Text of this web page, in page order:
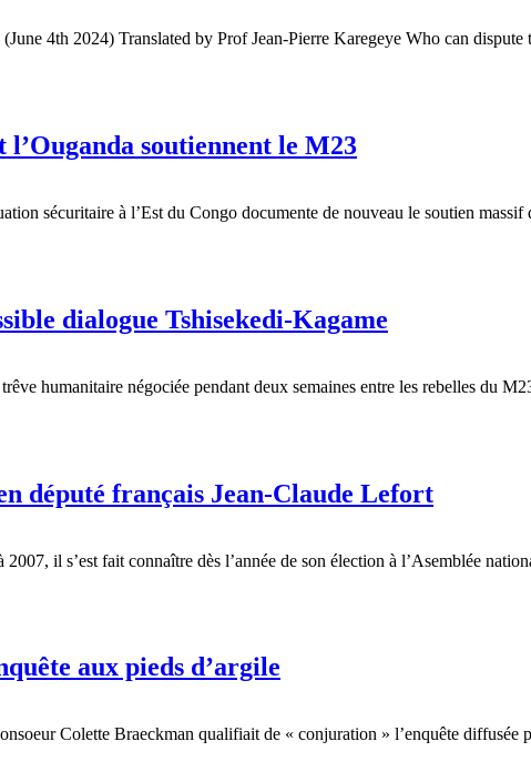
4th 2024) Translated by Prof Jean-Pierre Karegeye Who can
soutiennent le M23
sécuritaire à l’Est du Congo documente de nouveau le soutien
dialogue Tshisekedi-Kagame
humanitaire négociée pendant deux semaines entre les rebelles du
député français Jean-Claude Lefort
il s’est fait connaître dès l’année de son élection à l’Asemblée
aux pieds d’argile
Colette Braeckman qualifiait de « conjuration » l’enquête diffusée